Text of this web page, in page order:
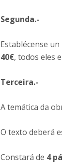
Segunda.-
Establécense
40€, todos eles
Terceira.-
A temática da
O texto deberá
Constará de 4